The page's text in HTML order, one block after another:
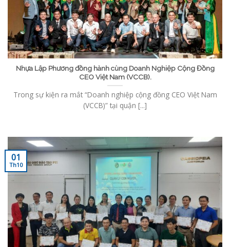
Nhựa Lập Phương đồng hành cùng Doanh Nghiệp Cộng Đồng
CEO Việt Nam (VCCB).
Trong sự kiện ra mắt “Doanh nghiệp cộng đồng CEO Việt Nam
(VCCB)” tại quận [...]
01
Th10